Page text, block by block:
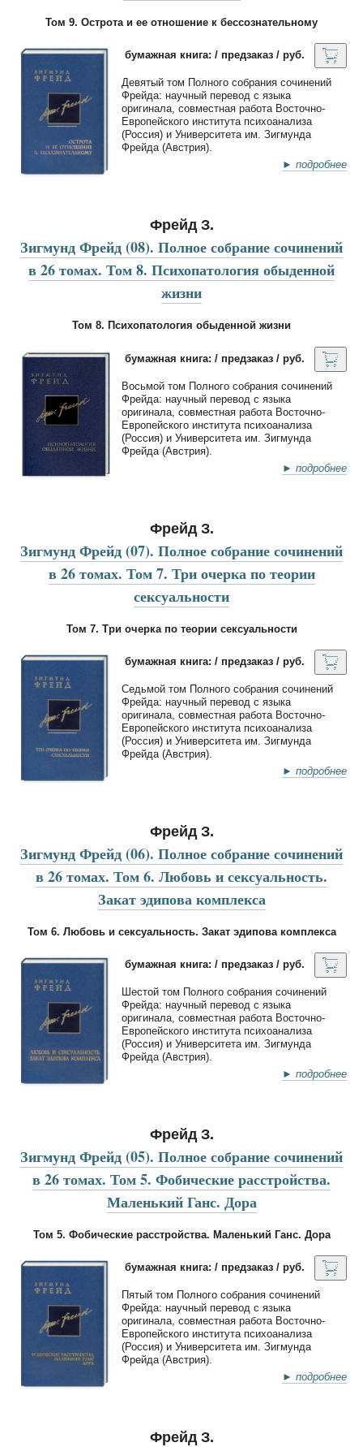
Том 9. Острота и ее отношение к бессознательному
бумажная книга: / предзаказ / руб.
Девятый том Полного собрания сочинений
Фрейда: научный перевод с языка
оригинала, совместная работа Восточно-
Европейского института психоанализа
(Россия) и Университета им. Зигмунда
Фрейда (Австрия).
► подробнее
Фрейд З.
Зигмунд Фрейд (08). Полное собрание сочинений
в 26 томах. Том 8. Психопатология обыденной
жизни
Том 8. Психопатология обыденной жизни
бумажная книга: / предзаказ / руб.
Восьмой том Полного собрания сочинений
Фрейда: научный перевод с языка
оригинала, совместная работа Восточно-
Европейского института психоанализа
(Россия) и Университета им. Зигмунда
Фрейда (Австрия).
► подробнее
Фрейд З.
Зигмунд Фрейд (07). Полное собрание сочинений
в 26 томах. Том 7. Три очерка по теории
сексуальности
Том 7. Три очерка по теории сексуальности
бумажная книга: / предзаказ / руб.
Седьмой том Полного собрания сочинений
Фрейда: научный перевод с языка
оригинала, совместная работа Восточно-
Европейского института психоанализа
(Россия) и Университета им. Зигмунда
Фрейда (Австрия).
► подробнее
Фрейд З.
Зигмунд Фрейд (06). Полное собрание сочинений
в 26 томах. Том 6. Любовь и сексуальность.
Закат эдипова комплекса
Том 6. Любовь и сексуальность. Закат эдипова комплекса
бумажная книга: / предзаказ / руб.
Шестой том Полного собрания сочинений
Фрейда: научный перевод с языка
оригинала, совместная работа Восточно-
Европейского института психоанализа
(Россия) и Университета им. Зигмунда
Фрейда (Австрия).
► подробнее
Фрейд З.
Зигмунд Фрейд (05). Полное собрание сочинений
в 26 томах. Том 5. Фобические расстройства.
Маленький Ганс. Дора
Том 5. Фобические расстройства. Маленький Ганс. Дора
бумажная книга: / предзаказ / руб.
Пятый том Полного собрания сочинений
Фрейда: научный перевод с языка
оригинала, совместная работа Восточно-
Европейского института психоанализа
(Россия) и Университета им. Зигмунда
Фрейда (Австрия).
► подробнее
Фрейд З.